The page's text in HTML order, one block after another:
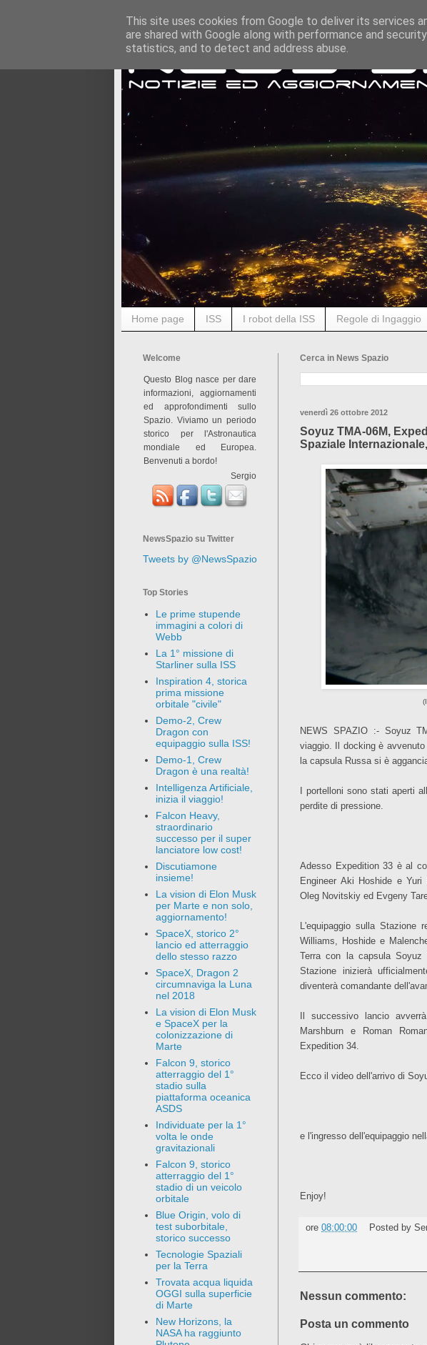
Home page ISS I robot della ISS Regole di Ingaggio
Cerca in News Spazio
venerdì 26 ottobre 2012
Soyuz TMA-06M,
Spaziale
NEWS SPAZIO :- Soyuz
viaggio. Il docking è
la capsula Russa si è
I portelloni sono stati aperti
perdite di pressione.
Adesso Expedition 33 è al
Engineer Aki Hoshide e
Oleg Novitskiy ed Evgeny
L'equipaggio sulla Stazione
Williams, Hoshide e
Terra con la capsula
Stazione inizierà
diventerà comandante
Il successivo lancio
Marshburn e Roman
Expedition 34.
Ecco il video dell'arrivo di
e l'ingresso dell'equipaggio
Enjoy!
ore 08:00:00 Posted by
Nessun commento:
Posta un commento
Welcome
Questo Blog nasce per dare
informazioni, aggiornamenti
ed approfondimenti sullo
Spazio. Viviamo un periodo
storico per l'Astronautica
mondiale ed Europea.
Benvenuti a bordo!
Sergio
NewsSpazio su Twitter
Tweets by @NewsSpazio
Top Stories
Le prime stupende
immagini a colori di
Webb
La 1° missione di
Starliner sulla ISS
Inspiration 4, storica
prima missione
orbitale "civile"
Demo-2, Crew
Dragon con
equipaggio sulla ISS!
Demo-1, Crew
Dragon è una realtà!
Intelligenza Artificiale,
inizia il viaggio!
Falcon Heavy,
straordinario
successo per il super
lanciatore low cost!
Discutiamone
insieme!
La vision di Elon Musk
per Marte e non solo,
aggiornamento!
SpaceX, storico 2°
lancio ed atterraggio
dello stesso razzo
SpaceX, Dragon 2
circumnaviga la Luna
nel 2018
La vision di Elon Musk
e SpaceX per la
colonizzazione di
Marte
Falcon 9, storico
atterraggio del 1°
stadio sulla
piattaforma oceanica
ASDS
Individuate per la 1°
volta le onde
gravitazionali
Falcon 9, storico
atterraggio del 1°
stadio di un veicolo
orbitale
Blue Origin, volo di
test suborbitale,
storico successo
Tecnologie Spaziali
per la Terra
Trovata acqua liquida
OGGI sulla superficie
di Marte
New Horizons, la
NASA ha raggiunto
This site uses cookies from Google to deliver its services
are shared with Google along with performance and
statistics, and to detect and address abuse.